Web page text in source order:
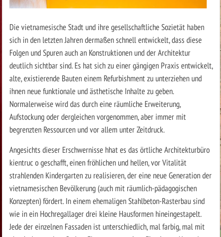
Die vietnamesische Stadt und ihre gesellschaftliche Sozietät haben
sich in den letzten Jahren dermaßen schnell entwickelt, dass diese
Folgen und Spuren auch an Konstruktionen und der Architektur
deutlich sichtbar sind. Es hat sich zu einer gängigen Praxis entwickelt,
alte, existierende Bauten einem Refurbishment zu unterziehen und
ihnen neue funktionale und ästhetische Inhalte zu geben.
Normalerweise wird das durch eine räumliche Erweiterung,
Aufstockung oder dergleichen vorgenommen, aber immer mit
begrenzten Ressourcen und vor allem unter Zeitdruck.
Angesichts dieser Erschwernisse hhat es das örtliche Architekturbüro
kientruc o geschafft, einen fröhlichen und hellen, vor Vitalität
strahlenden Kindergarten zu realisieren, der eine neue Generation der
vietnamesischen Bevölkerung (auch mit räumlich-pädagogischen
Konzepten) fördert. In einem ehemaligen Stahlbeton-Rasterbau sind
wie in ein Hochregallager drei kleine Hausformen hineingestapelt.
Jede der einzelnen Fassaden ist unterschiedlich, mal farbig, mal mit